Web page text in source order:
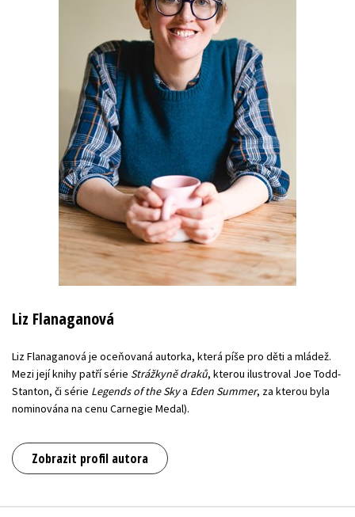
Liz Flanaganová
Liz Flanaganová je oceňovaná autorka, která píše pro děti a mládež.
Mezi její knihy patří série Strážkyně draků, kterou ilustroval Joe Todd-
Stanton, či série Legends of the Skya Eden Summer, za kterou byla
nominována na cenu Carnegie Medal).
Zobrazit profil autora